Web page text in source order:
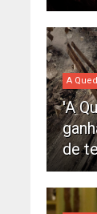
A
'A
de